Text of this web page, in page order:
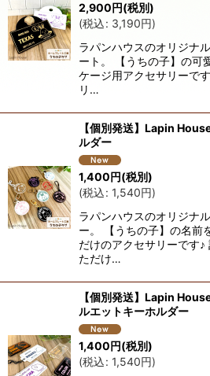
2,900円(税別)
(税込: 3,190円)
ラパンハウスのオリジナ
ート。 【うちの子】の可
ケージ用アクセサリーで
リ…
【個別発送】Lapin
ルダー
1,400円(税別)
(税込: 1,540円)
ラパンハウスのオリジナ
ー。 【うちの子】の名前
だけのアクセサリーです
ただけ…
【個別発送】Lapin
ルエットキーホルダー
1,400円(税別)
(税込: 1,540円)